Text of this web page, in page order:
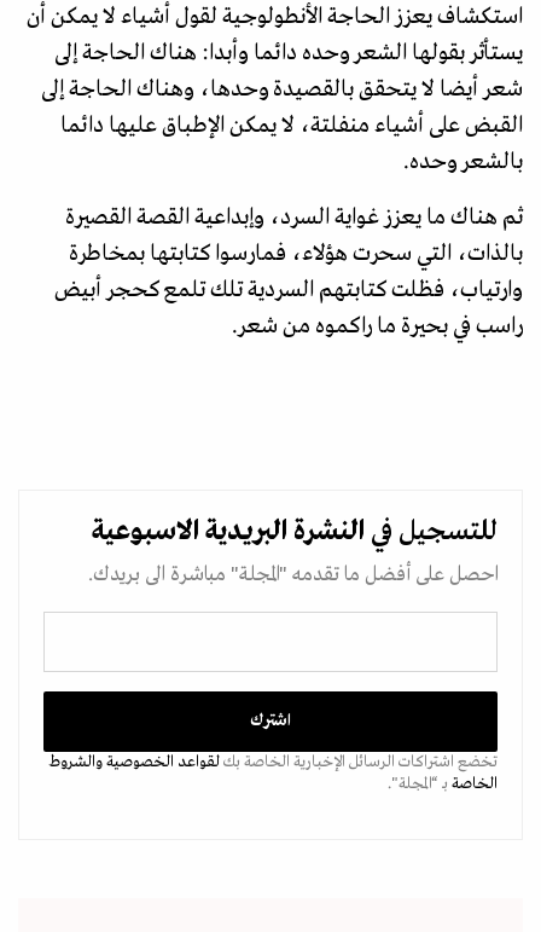
استكشاف يعزز الحاجة الأنطولوجية لقول أشياء لا يمكن أن
يستأثر بقولها الشعر وحده دائما وأبدا: هناك الحاجة إلى
شعر أيضا لا يتحقق بالقصيدة وحدها، وهناك الحاجة إلى
القبض على أشياء منفلتة، لا يمكن الإطباق عليها دائما
بالشعر وحده.
ثم هناك ما يعزز غواية السرد، وإبداعية القصة القصيرة
بالذات، التي سحرت هؤلاء، فمارسوا كتابتها بمخاطرة
وارتياب، فظلت كتابتهم السردية تلك تلمع كحجر أبيض
راسب في بحيرة ما راكموه من شعر.
للتسجيل في النشرة البريدية الاسبوعية
احصل على أفضل ما تقدمه "المجلة" مباشرة الى بريدك.
تخضع اشتراكات الرسائل الإخبارية الخاصة بكلقواعد الخصوصيةوالشروط
الخاصة بـ “المجلة".